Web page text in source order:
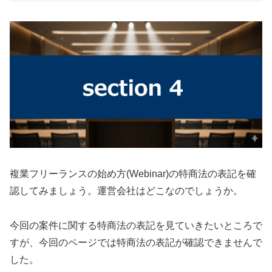
複業フリーランスの始め方(Webinar)の特商法の表記を確
認してみましょう。運営会社はどこなのでしょうか。
今回の案件に関する特商法の表記を見ていきたいところで
すが、今回のページでは特商法の表記が確認できませんで
した。